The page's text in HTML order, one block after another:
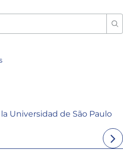
Universidad de São Paulo